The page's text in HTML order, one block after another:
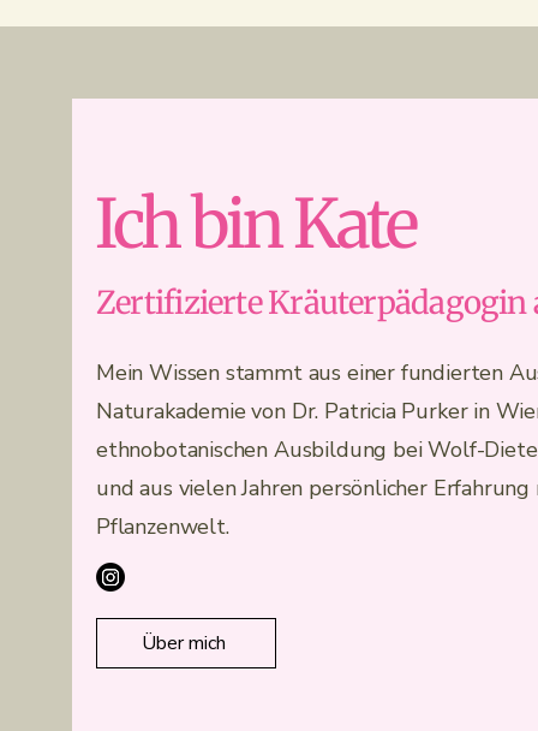
Ich bin Kate
Zertifizierte Kräuterpädagogin
Mein Wissen stammt aus einer fundierten
Naturakademie von Dr. Patricia Purker in
ethnobotanischen Ausbildung bei Wolf-
und aus vielen Jahren persönlicher
Pflanzenwelt.
Über mich